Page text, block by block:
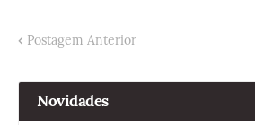
Postagem Anterior
Novidades